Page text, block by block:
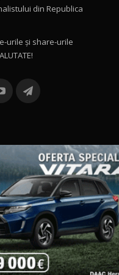
din Republica
urile şi share-urile